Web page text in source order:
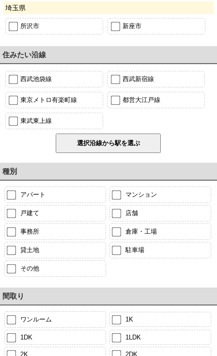
埼玉県
所沢市 新座市
住みたい沿線
西武池袋線 西武新宿線
東京メトロ有楽町線 都営大江戸線
東武東上線
種別
アパート マンション
戸建て 店舗
事務所 倉庫・工場
貸土地 駐車場
その他
間取り
ワンルーム 1K
1DK 1LDK
2K 2DK